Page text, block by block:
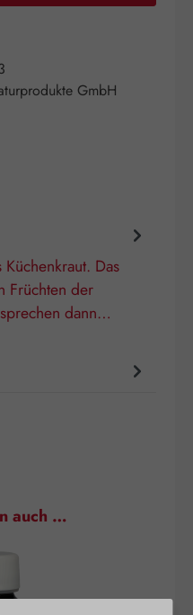
GmbH
Das
Früchten der
dann…
auch …